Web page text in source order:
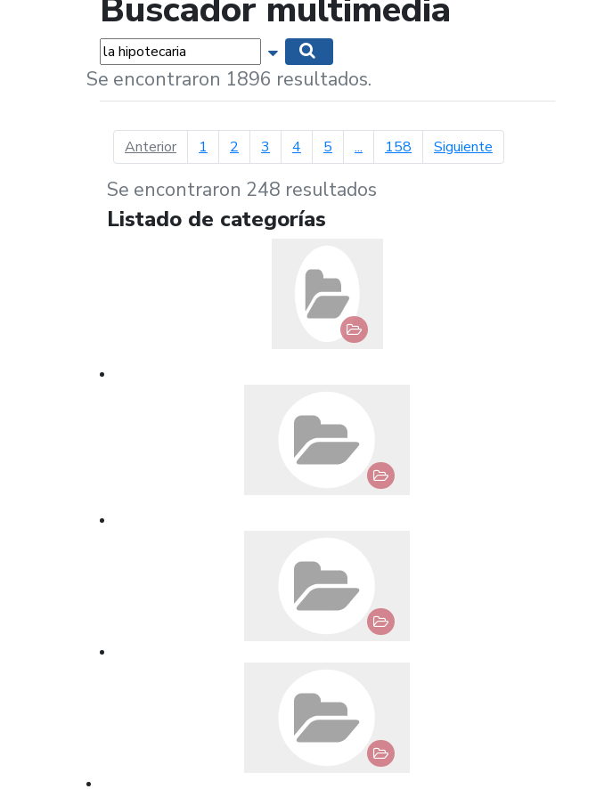
Buscador multimedia
Palabras... Mostrar opciones de búsqueda
Se encontraron 1896 resultados.
Anteriorpágina anterior
1 2 3 4 5 ... 158 Siguientepágina siguiente
Se encontraron 248 resultados
Listado de categorías